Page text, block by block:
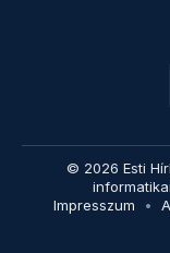
© 2026 Esti
Impresszum